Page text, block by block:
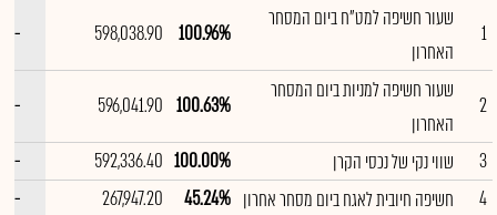
1
שעור חשיפה למט"ח ביום המסחר
האחרון
100.96%
598,038.90
--
2
שעור חשיפה למניות ביום המסחר
האחרון
100.63%
596,041.90
--
3
שווי נקי של נכסי הקרן 100.00%
592,336.40
--
4
חשיפה חיובית לאגח ביום מסחר אחרון 45.24%
267,947.20
--